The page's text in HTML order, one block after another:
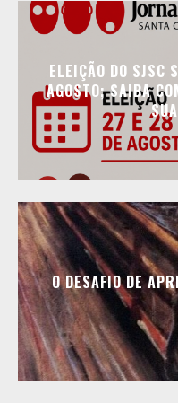
ELEIÇÃO DO SJSC
AGOSTO; SAIBA
O DESAFIO DE